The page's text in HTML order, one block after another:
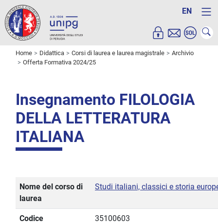
EN
Home Didattica Corsi di laurea e laurea magistrale
Archivio
Offerta Formativa 2024/25
Insegnamento FILOLOGIA
DELLA LETTERATURA
ITALIANA
Nome del corso di
laurea
Studi italiani, classici e storia
Codice
35100603